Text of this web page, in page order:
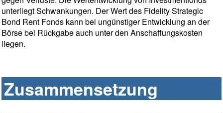
unterliegt Schwankungen. Der Wert des Fidelity Strategic
Bond Rent Fonds kann bei ungünstiger Entwicklung an der
Börse bei Rückgabe auch unter den Anschaffungskosten
liegen.
Zusammensetzung